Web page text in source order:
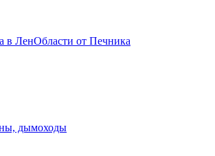
ЛенОбласти от Печника
дымоходы